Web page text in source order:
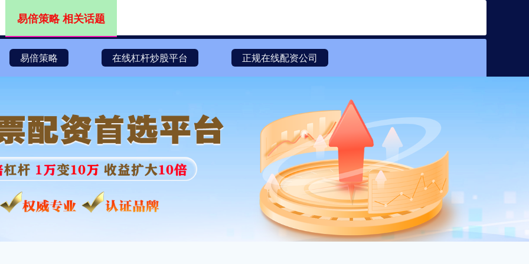
易倍策略 在线杠杆炒股平台 正规在线配资公司
易倍策略 相关话题